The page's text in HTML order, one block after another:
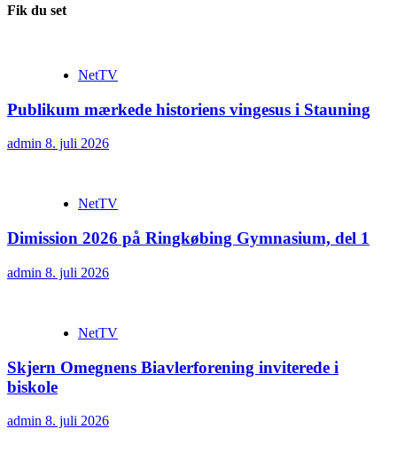
Fik du set
NetTV
Publikum mærkede historiens vingesus i Stauning
admin 8. juli 2026
NetTV
Dimission 2026 på Ringkøbing Gymnasium, del 1
admin 8. juli 2026
NetTV
Skjern Omegnens Biavlerforening inviterede i
biskole
admin 8. juli 2026